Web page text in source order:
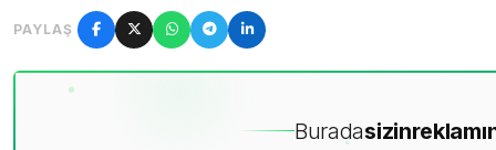
PAYLAŞ
Buradasizin